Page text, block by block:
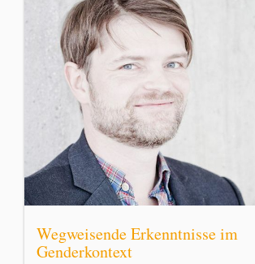
Wegweisende Erkenntnisse im
Genderkontext